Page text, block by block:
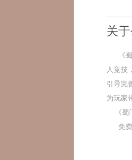
关
《
人竞技
引导完
为玩家
《
免